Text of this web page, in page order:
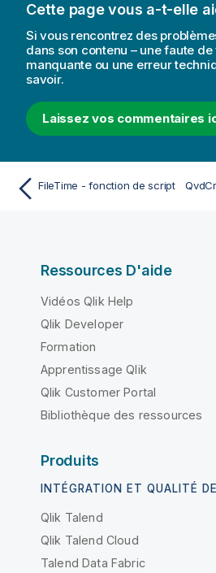
Cette page vous a-t-elle
Si vous rencontrez des
dans son contenu – une faute
manquante ou une erreur
savoir.
Laissez vos commentaires
FileTime - fonction de script
Ressources D'aide
Vidéos Qlik Help
Qlik Developer
Formation
Apprentissage Qlik
Qlik Customer Portal
Bibliothèque des ressources
Produits
INTÉGRATION ET QUALITÉ
Qlik Talend
Qlik Talend Cloud
Talend Data Fabric